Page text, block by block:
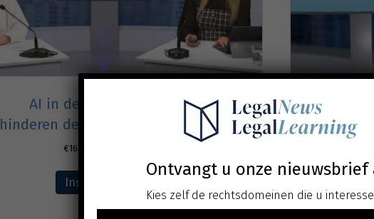
AI in de zorgsector:
hinderen de regels ons nog?
€165,00
Inschrijven
Ontvangt u onze nieuwsbrief
Kies zelf de rechtsdomeinen die u